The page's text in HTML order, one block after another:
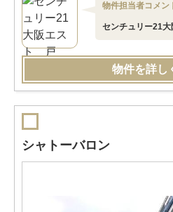
物件担当者コメン
センチュリー21
物件を詳し
シャトーバロン